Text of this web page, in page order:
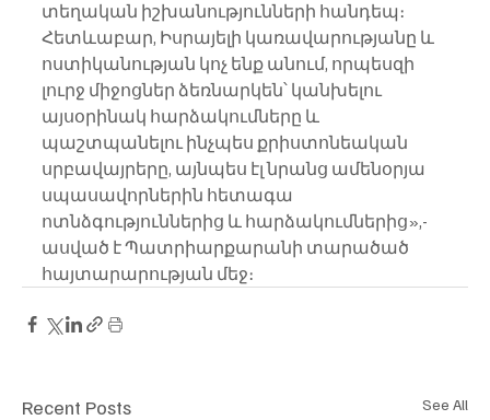
տեղական իշխանությունների հանդեպ։
Հետևաբար, Իսրայելի կառավարությանը և
ոստիկանության կոչ ենք անում, որպեսզի
լուրջ միջոցներ ձեռնարկեն՝ կանխելու
այսօրինակ հարձակումները և
պաշտպանելու ինչպես քրիստոնեական
սրբավայրերը, այնպես էլ նրանց ամենօրյա
սպասավորներին հետագա
ոտնձգություններից և հարձակումներից»,-
ասված է Պատրիարքարանի տարածած
հայտարարության մեջ։
Recent Posts See All